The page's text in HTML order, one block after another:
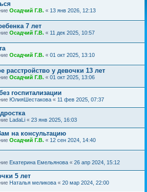
Осадчий Г.В. « 13 янв 2026, 12:13
7 лет
Осадчий Г.В. « 11 дек 2025, 10:57
Осадчий Г.В. « 01 окт 2025, 13:10
расстройство у девочки 13 лет
Осадчий Г.В. « 01 окт 2025, 13:06
госпитализации
ЮлияШестакова « 11 фев 2025, 07:37
LadaLi « 23 янв 2025, 16:03
на консультацию
Осадчий Г.В. « 12 сен 2024, 14:40
Екатерина Емельянова « 26 апр 2024, 15:12
5 лет
Наталья меликова « 20 мар 2024, 22:00